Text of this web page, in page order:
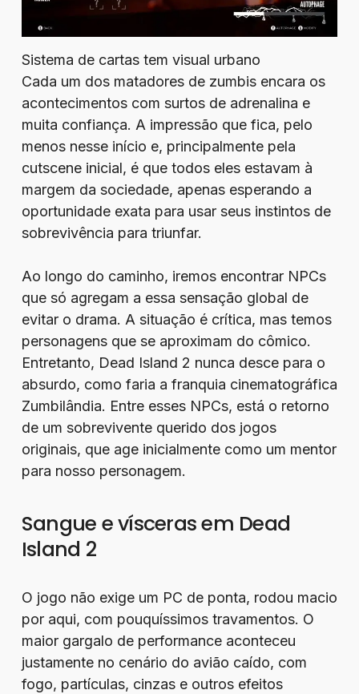
Sistema de cartas tem visual urbano
Cada um dos matadores de zumbis encara os
acontecimentos com surtos de adrenalina e
muita confiança. A impressão que fica, pelo
menos nesse início e, principalmente pela
cutscene inicial, é que todos eles estavam à
margem da sociedade, apenas esperando a
oportunidade exata para usar seus instintos de
sobrevivência para triunfar.
Ao longo do caminho, iremos encontrar NPCs
que só agregam a essa sensação global de
evitar o drama. A situação é crítica, mas temos
personagens que se aproximam do cômico.
Entretanto, Dead Island 2 nunca desce para o
absurdo, como faria a franquia cinematográfica
Zumbilândia. Entre esses NPCs, está o retorno
de um sobrevivente querido dos jogos
originais, que age inicialmente como um mentor
para nosso personagem.
Sangue e vísceras em Dead
Island 2
O jogo não exige um PC de ponta, rodou macio
por aqui, com pouquíssimos travamentos. O
maior gargalo de performance aconteceu
justamente no cenário do avião caído, com
fogo, partículas, cinzas e outros efeitos